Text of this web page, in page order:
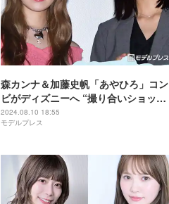
森カンナ＆加藤史帆「あやひろ」コン
ビがディズニーへ “撮り合いショッ
ト”に反響続々「需要ありまくりな写
真」「デート覗いてる気分」
2024.08.10 18:55
モデルプレス